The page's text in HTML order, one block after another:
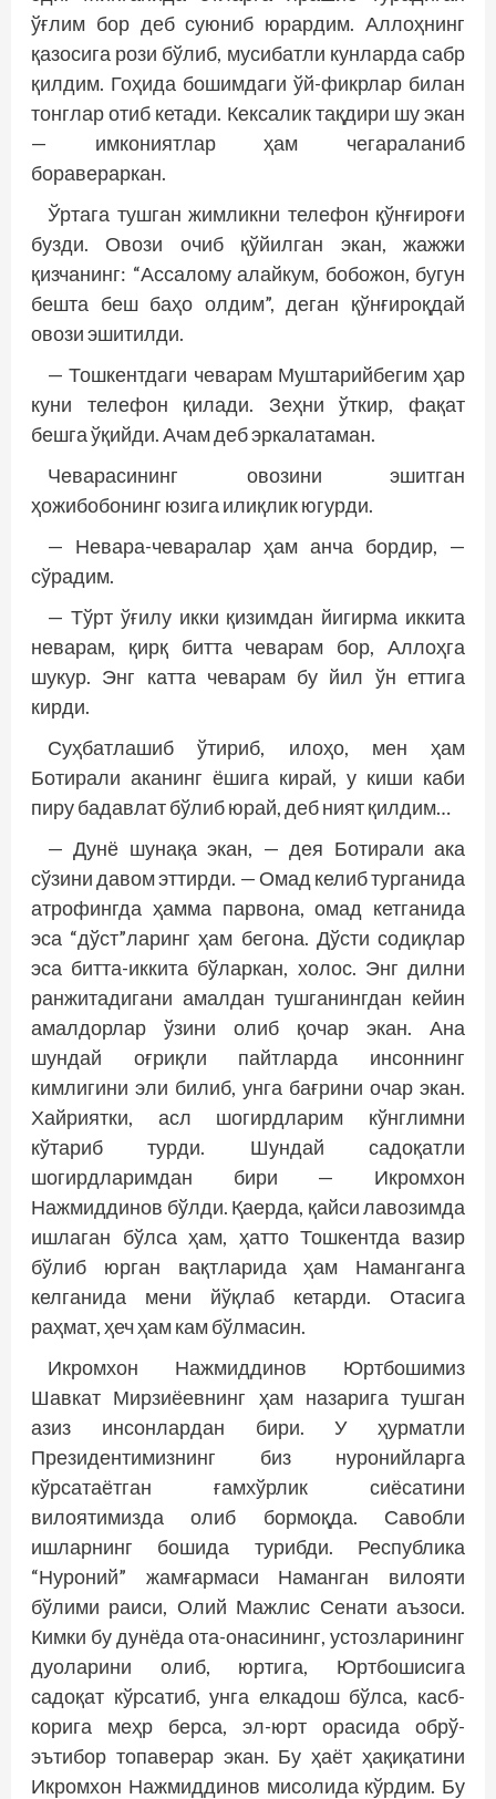
ўғлим бор деб суюниб юрардим. Аллоҳнинг
қазосига рози бўлиб, мусибатли кунларда сабр
қилдим. Гоҳида бошимдаги ўй-фикрлар билан
тонглар отиб кетади. Кексалик тақдири шу экан
— имкониятлар ҳам чегараланиб
боравераркан.
Ўртага тушган жимликни телефон қўнғироғи
бузди. Овози очиб қўйилган экан, жажжи
қизчанинг: “Ассалому алайкум, бобожон, бугун
бешта беш баҳо олдим”, деган қўнғироқдай
овози эшитилди.
— Тошкентдаги чеварам Муштарийбегим ҳар
куни телефон қилади. Зеҳни ўткир, фақат
бешга ўқийди. Ачам деб эркалатаман.
Чеварасининг овозини эшитган
ҳожибобонинг юзига илиқлик югурди.
— Невара-чеваралар ҳам анча бордир, —
сўрадим.
— Тўрт ўғилу икки қизимдан йигирма иккита
неварам, қирқ битта чеварам бор, Аллоҳга
шукур. Энг катта чеварам бу йил ўн еттига
кирди.
Суҳбатлашиб ўтириб, илоҳо, мен ҳам
Ботирали аканинг ёшига кирай, у киши каби
пиру бадавлат бўлиб юрай, деб ният қилдим…
— Дунё шунақа экан, — дея Ботирали ака
сўзини давом эттирди. — Омад келиб турганида
атрофингда ҳамма парвона, омад кетганида
эса “дўст”ларинг ҳам бегона. Дўсти содиқлар
эса битта-иккита бўларкан, холос. Энг дилни
ранжитадигани амалдан тушганингдан кейин
амалдорлар ўзини олиб қочар экан. Ана
шундай оғриқли пайтларда инсоннинг
кимлигини эли билиб, унга бағрини очар экан.
Хайриятки, асл шогирдларим кўнглимни
кўтариб турди. Шундай садоқатли
шогирдларимдан бири — Икромхон
Нажмиддинов бўлди. Қаерда, қайси лавозимда
ишлаган бўлса ҳам, ҳатто Тошкентда вазир
бўлиб юрган вақтларида ҳам Наманганга
келганида мени йўқлаб кетарди. Отасига
раҳмат, ҳеч ҳам кам бўлмасин.
Икромхон Нажмиддинов Юртбошимиз
Шавкат Мирзиёевнинг ҳам назарига тушган
азиз инсонлардан бири. У ҳурматли
Президентимизнинг биз нуронийларга
кўрсатаётган ғамхўрлик сиёсатини
вилоятимизда олиб бормоқда. Савобли
ишларнинг бошида турибди. Республика
“Нуроний” жамғармаси Наманган вилояти
бўлими раиси, Олий Мажлис Сенати аъзоси.
Кимки бу дунёда ота-онасининг, устозларининг
дуоларини олиб, юртига, Юртбошисига
садоқат кўрсатиб, унга елкадош бўлса, касб-
корига меҳр берса, эл-юрт орасида обрў-
эътибор топаверар экан. Бу ҳаёт ҳақиқатини
Икромхон Нажмиддинов мисолида кўрдим. Бу